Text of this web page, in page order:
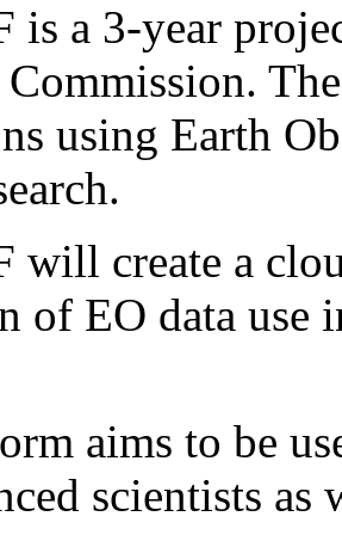
is a 3-year
using Earth
will create a
of EO data use
aims to be
scientists as